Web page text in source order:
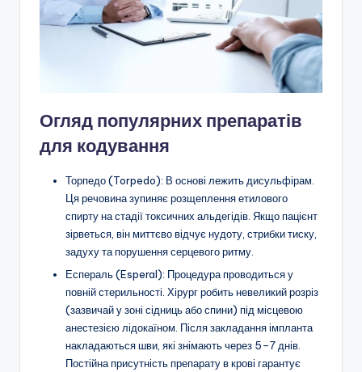
Огляд популярних препаратів
для кодування
Торпедо (Torpedo): В основі лежить дисульфірам.
Ця речовина зупиняє розщеплення етилового
спирту на стадії токсичних альдегідів. Якщо пацієнт
зірветься, він миттєво відчує нудоту, стрибки тиску,
задуху та порушення серцевого ритму.
Еспераль (Esperal): Процедура проводиться у
повній стерильності. Хірург робить невеликий розріз
(зазвичай у зоні сідниць або спини) під місцевою
анестезією лідокаїном. Після закладання імпланта
накладаються шви, які знімають через 5–7 днів.
Постійна присутність препарату в крові гарантує